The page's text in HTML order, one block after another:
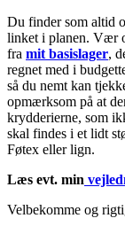
Du finder som altid
linket i planen. Vær
fra mit basislager,
regnet med i
så du nemt kan
opmærksom på at
krydderierne, som
skal findes i et lidt
Føtex eller lign.
Læs evt. min
Velbekomme og